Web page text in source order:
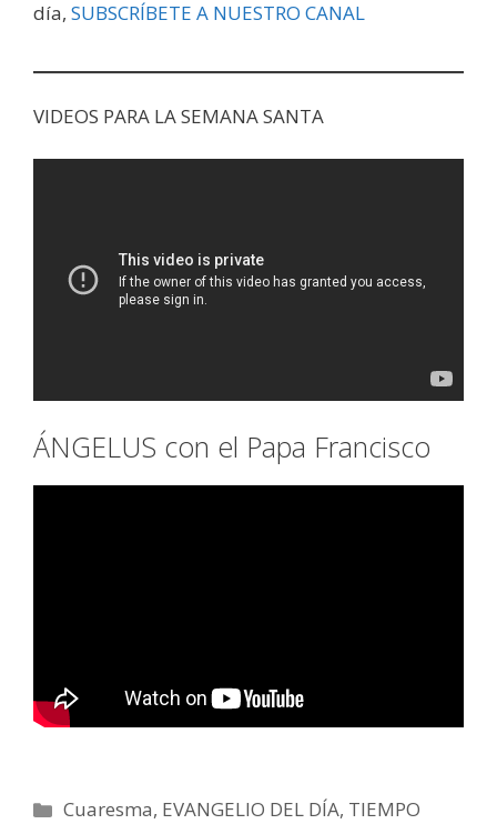
día, SUBSCRÍBETE A NUESTRO CANAL
VIDEOS PARA LA SEMANA SANTA
ÁNGELUS con el Papa Francisco
Categorías
Cuaresma, EVANGELIO DEL DÍA, TIEMPO